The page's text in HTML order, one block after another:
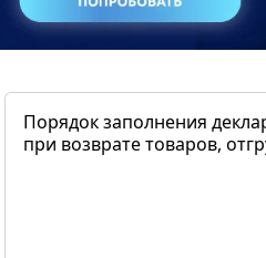
Порядок заполнения
при возврате товаров,